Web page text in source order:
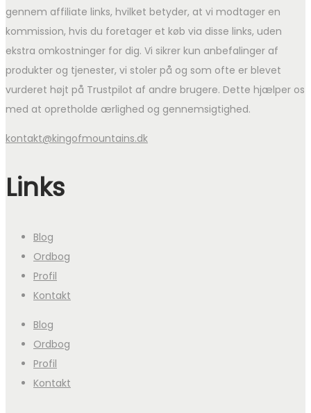
gennem affiliate links, hvilket betyder, at vi modtager en
kommission, hvis du foretager et køb via disse links, uden
ekstra omkostninger for dig. Vi sikrer kun anbefalinger af
produkter og tjenester, vi stoler på og som ofte er blevet
vurderet højt på Trustpilot af andre brugere. Dette hjælper os
med at opretholde ærlighed og gennemsigtighed.
kontakt@kingofmountains.dk
Links
Blog
Ordbog
Profil
Kontakt
Blog
Ordbog
Profil
Kontakt